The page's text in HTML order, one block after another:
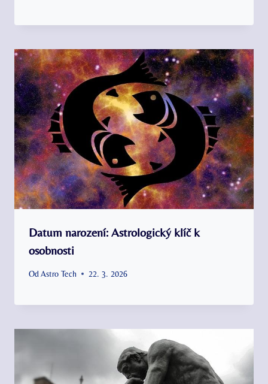
Datum narození: Astrologický klíč k
osobnosti
Od Astro Tech 22. 3. 2026